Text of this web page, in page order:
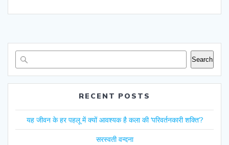
Search
RECENT POSTS
यह जीवन के हर पहलू में क्यों आवश्यक है कला की ‘परिवर्तनकारी शक्ति’?
सरस्वती वन्दना